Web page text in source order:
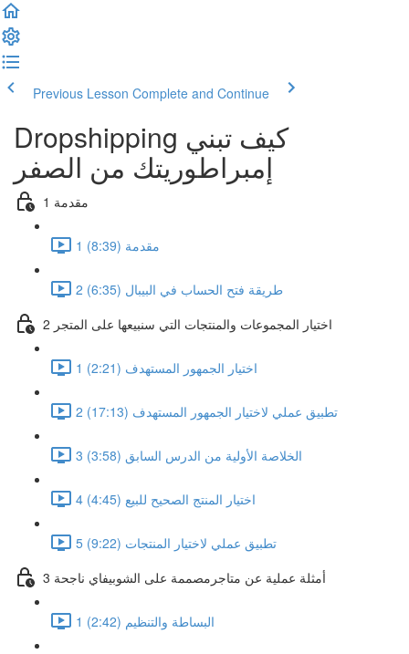
Previous Lesson Complete and Continue
Dropshipping كيف تبني
إمبراطوريتك من الصفر
1 مقدمة
1 مقدمة (8:39)
2 طريقة فتح الحساب في البيبال (6:35)
2 اختيار المجموعات والمنتجات التي سنبيعها على المتجر
1 اختيار الجمهور المستهدف (2:21)
2 تطبيق عملي لاختيار الجمهور المستهدف (17:13)
3 الخلاصة الأولية من الدرس السابق (3:58)
4 اختيار المنتج الصحيح للبيع (4:45)
5 تطبيق عملي لاختيار المنتجات (9:22)
3 أمثلة عملية عن متاجرمصممة على الشوبيفاي ناجحة
1 البساطة والتنظيم (2:42)